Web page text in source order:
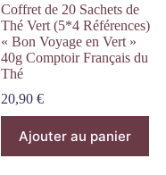
Coffret de 20 Sachets de
Thé Vert (5*4 Références)
« Bon Voyage en Vert »
40g Comptoir Français du
Thé
20,90 €
Ajouter au panier